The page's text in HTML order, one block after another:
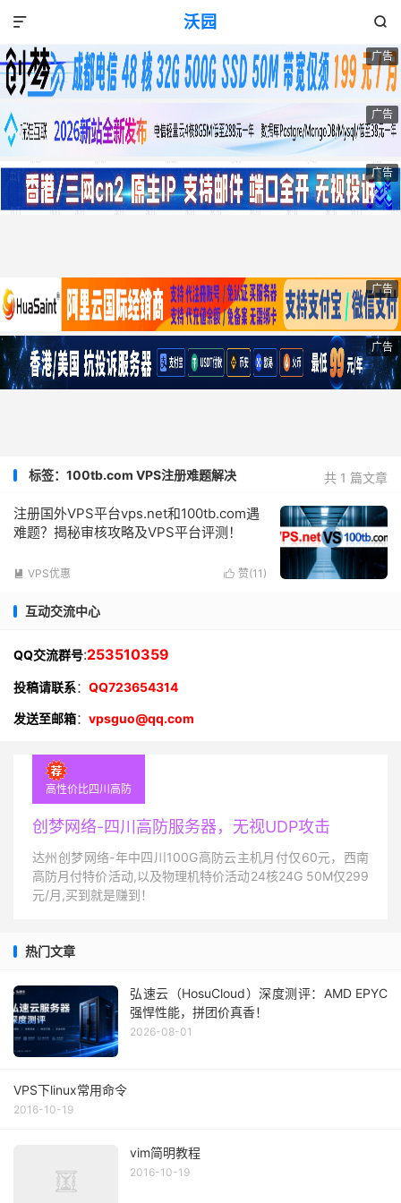
沃园 

广告
广告
广告
广告
广告
共 1 篇文章
标签：100tb.com VPS注册难题解决
注册国外VPS平台vps.net和100tb.com遇
难题？揭秘审核攻略及VPS平台评测！
 赞(11 )
 VPS优惠
互动交流中心
QQ交流群号:253510359
投稿请联系： QQ723654314
发送至邮箱： vpsguo@qq.com
高性价比四川高防
创梦网络-四川高防服务器，无视UDP攻击
达州创梦网络-年中四川100G高防云主机月付仅60元，西南
高防月付特价活动,以及物理机特价活动24核24G 50M仅299
元/月,买到就是赚到！
热门文章
弘速云（HosuCloud）深度测评：AMD EPYC
强悍性能，拼团价真香！
2026-08-01
VPS下linux常用命令
2016-10-19
vim简明教程
2016-10-19